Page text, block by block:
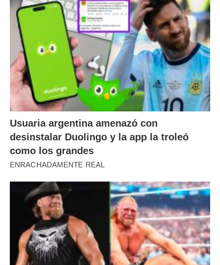
Usuaria argentina amenazó con
desinstalar Duolingo y la app la troleó
como los grandes
ENRACHADAMENTE REAL